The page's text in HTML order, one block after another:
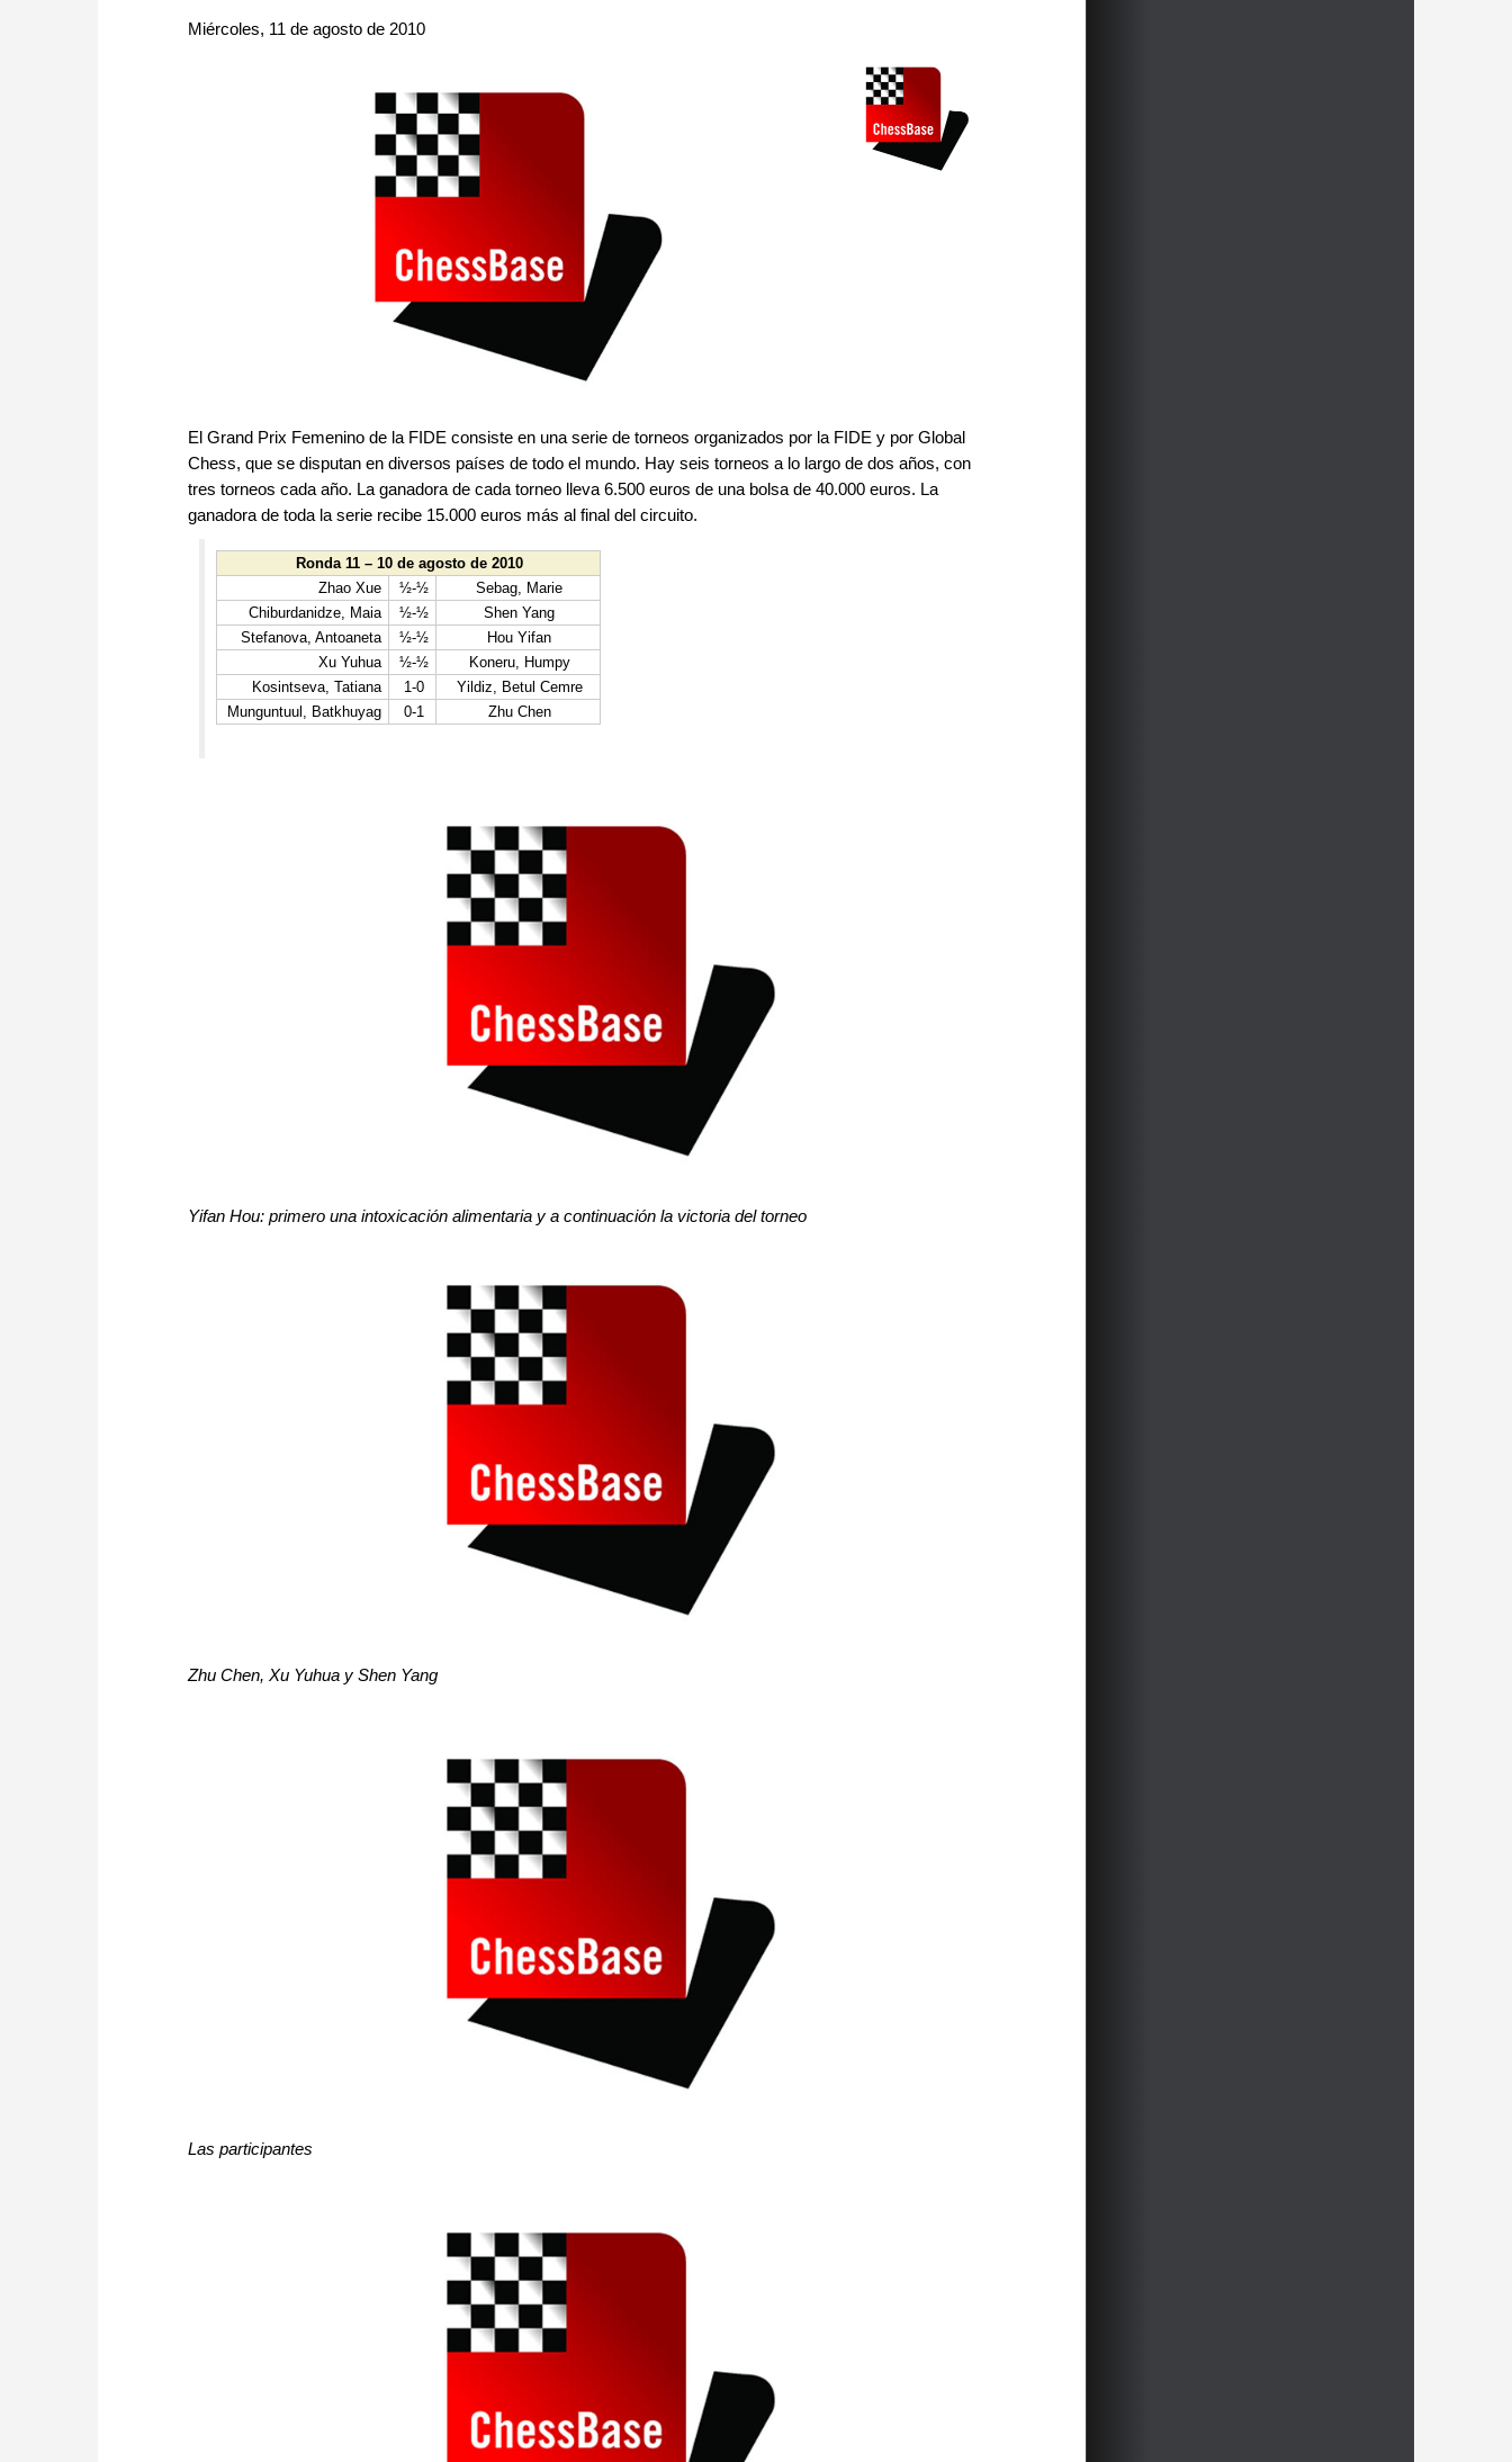
approach than ever before.
Miércoles, 11 de agosto de 2010
El Grand Prix Femenino de la FIDE consiste en una serie de torneos organizados por la FIDE y por Global
Chess, que se disputan en diversos países de todo el mundo. Hay seis torneos a lo largo de dos años, con
tres torneos cada año. La ganadora de cada torneo lleva 6.500 euros de una bolsa de 40.000 euros. La
ganadora de toda la serie recibe 15.000 euros más al final del circuito.
Ronda 11 – 10 de agosto de 2010
Zhao Xue
½-½
Sebag, Marie
Chiburdanidze, Maia
½-½
Shen Yang
Stefanova, Antoaneta
½-½
Hou Yifan
Xu Yuhua
½-½
Koneru, Humpy
Kosintseva, Tatiana
1-0
Yildiz, Betul Cemre
Munguntuul, Batkhuyag
0-1 Zhu Chen
Yifan Hou: primero una intoxicación alimentaria y a continuación la victoria del torneo
Zhu Chen, Xu Yuhua y Shen Yang
Las participantes